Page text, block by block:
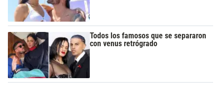
Todos los famosos que se separaron
con venus retrógrado